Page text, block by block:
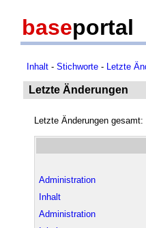
baseportal
Inhalt - Stichworte - Letzte
Letzte Änderungen
Letzte Änderungen gesamt:
Administration
Inhalt
Administration